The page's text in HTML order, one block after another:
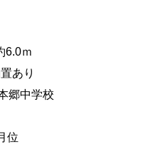
ｍ
あり
郷中学校
位